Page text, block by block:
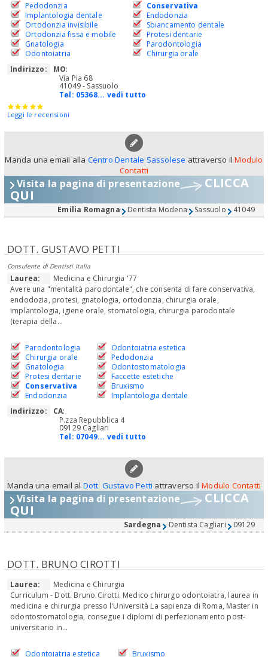
Pedodonzia
Implantologia dentale
Ortodonzia invisibile
Ortodonzia fissa e mobile
Gnatologia
Odontoiatria
Conservativa
Endodonzia
Sbiancamento dentale
Protesi dentarie
Parodontologia
Chirurgia orale
Indirizzo:
MO:
Via Pia 68
41049 - Sassuolo
Tel: 05368... vedi tutto
Leggi le recensioni
Manda una email alla Centro Dentale Sassolese attraverso ilModulo
Contatti
Visita la pagina di presentazione CLICCA
QUI
Emilia Romagna Dentista Modena Sassuolo 41049
DOTT. GUSTAVO PETTI
Consulente di Dentisti Italia
Laurea:
Medicina e Chirurgia '77
Avere una "mentalità parodontale", che consenta di fare conservativa,
endodozia, protesi, gnatologia, ortodonzia, chirurgia orale,
implantologia, igiene orale, stomatologia, chirurgia parodontale
(terapia della...
Parodontologia
Chirurgia orale
Gnatologia
Protesi dentarie
Conservativa
Endodonzia
Odontoiatria estetica
Pedodonzia
Odontostomatologia
Faccette estetiche
Bruxismo
Implantologia dentale
Indirizzo:
CA:
P.zza Repubblica 4
09129 Cagliari
Tel: 07049... vedi tutto
Manda una email al Dott. Gustavo Petti attraverso ilModulo Contatti
Visita la pagina di presentazione CLICCA
QUI
Sardegna Dentista Cagliari 09129
DOTT. BRUNO CIROTTI
Laurea:
Medicina e Chirurgia
Curriculum - Dott. Bruno Cirotti. Medico chirurgo odontoiatra, laurea in
medicina e chirurgia presso l'Università La sapienza di Roma, Master in
odontostomatologia, consegue i diplomi di perfezionamento post-
universitario in...
Odontoiatria estetica Bruxismo